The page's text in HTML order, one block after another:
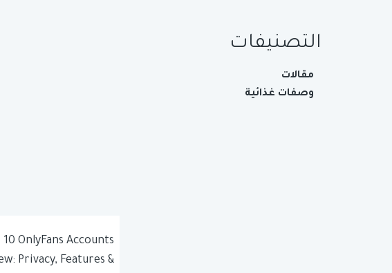
التصنيفات
مقالات
وصفات غذائية
10 OnlyFans Accounts
Privacy, Features &